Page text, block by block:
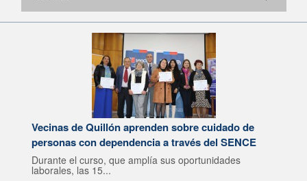
Vecinas de Quillón aprenden sobre cuidado de
personas con dependencia a través del SENCE
Durante el curso, que amplía sus oportunidades
laborales, las 15...